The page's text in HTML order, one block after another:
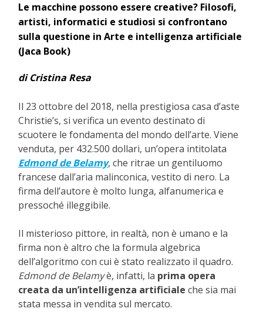
Le macchine possono essere creative? Filosofi,
artisti, informatici e studiosi si confrontano
sulla questione in Arte e intelligenza artificiale
(Jaca Book)
di Cristina Resa
Il 23 ottobre del 2018, nella prestigiosa casa d’aste
Christie’s, si verifica un evento destinato di
scuotere le fondamenta del mondo dell’arte. Viene
venduta, per 432.500 dollari, un’opera intitolata
Edmond de Belamy, che ritrae un gentiluomo
francese dall’aria malinconica, vestito di nero. La
firma dell’autore è molto lunga, alfanumerica e
pressoché illeggibile.
Il misterioso pittore, in realtà, non è umano e la
firma non è altro che la formula algebrica
dell’algoritmo con cui è stato realizzato il quadro.
Edmond de Belamyè, infatti, la prima opera
creata da un’intelligenza artificiale che sia mai
stata messa in vendita sul mercato.